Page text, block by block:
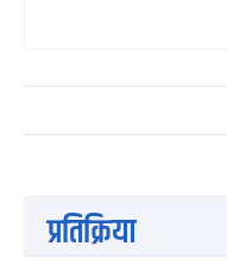
प्रतिक्रिया